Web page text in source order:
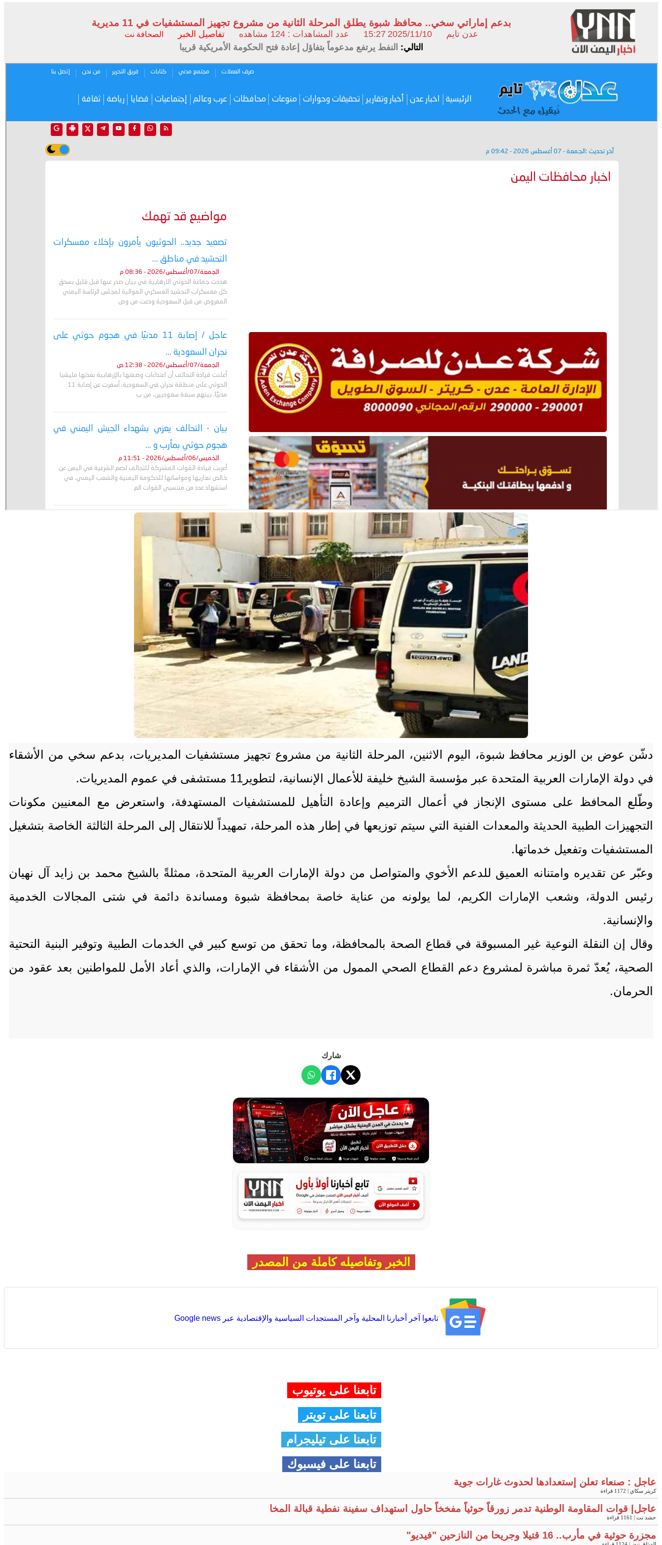
بدعم إماراتي سخي.. محافظ شبوة يطلق المرحلة الثانية من مشروع تجهيز المستشفيات في 11 مديرية
عدن تايم 2025/11/10
15:27 عدد المشاهدات : 124 مشاهده تفاصيل الخبر الصحافة نت
التالي: النفط يرتفع مدعوماً بتفاؤل إعادة فتح الحكومة الأمريكية قريبا
دشّن عوض بن الوزير محافظ شبوة، اليوم الاثنين، المرحلة الثانية من مشروع تجهيز مستشفيات المديريات، بدعم سخي من الأشقاء
في دولة الإمارات العربية المتحدة عبر مؤسسة الشيخ خليفة للأعمال الإنسانية، لتطوير11 مستشفى في عموم المديريات.
وطّلع المحافظ على مستوى الإنجاز في أعمال الترميم وإعادة التأهيل للمستشفيات المستهدفة، واستعرض مع المعنيين مكونات
التجهيزات الطبية الحديثة والمعدات الفنية التي سيتم توزيعها في إطار هذه المرحلة، تمهيداً للانتقال إلى المرحلة الثالثة الخاصة بتشغيل
المستشفيات وتفعيل خدماتها.
وعبّر عن تقديره وامتنانه العميق للدعم الأخوي والمتواصل من دولة الإمارات العربية المتحدة، ممثلةً بالشيخ محمد بن زايد آل نهيان
رئيس الدولة، وشعب الإمارات الكريم، لما يولونه من عناية خاصة بمحافظة شبوة ومساندة دائمة في شتى المجالات الخدمية
والإنسانية.
وقال إن النقلة النوعية غير المسبوقة في قطاع الصحة بالمحافظة، وما تحقق من توسع كبير في الخدمات الطبية وتوفير البنية التحتية
الصحية، يُعدّ ثمرة مباشرة لمشروع دعم القطاع الصحي الممول من الأشقاء في الإمارات، والذي أعاد الأمل للمواطنين بعد عقود من
الحرمان.
شارك
الخبر وتفاصيله كاملة من المصدر
تابعوا آخر أخبارنا المحلية وآخر المستجدات السياسية والإقتصادية عبر Google news
تابعنا على يوتيوب
تابعنا على تويتر
تابعنا على تيليجرام
تابعنا على فيسبوك
عاجل : صنعاء تعلن إستعدادها لحدوث غارات جوية
كريتر سكاي | 1172 قراءة
عاجل| قوات المقاومة الوطنية تدمر زورقاً حوثياً مفخخاً حاول استهداف سفينة نفطية قبالة المخا
حشد نت | 1161 قراءة
مجزرة حوثية في مأرب.. 16 قتيلا وجريحا من النازحين "فيديو"